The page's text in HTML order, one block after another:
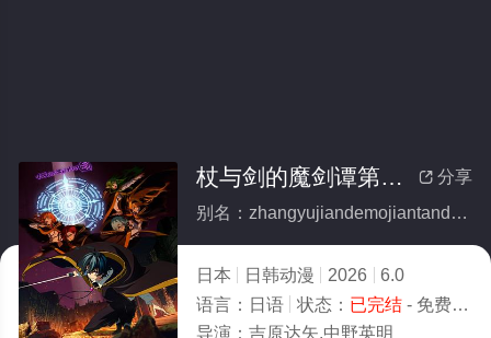
 分享
杖与剑的魔剑谭第二季(全集)
别名：zhangyujiandemojiantandierji
日本 日韩动漫 2026
6.0
语言： 日语 状态： 已完结- 免费在线观看
导演： 吉原达矢,中野英明